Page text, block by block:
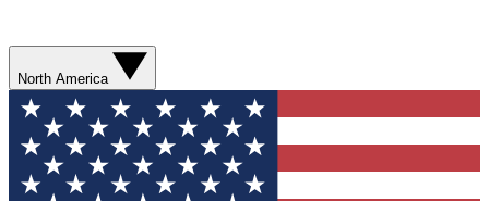
North America